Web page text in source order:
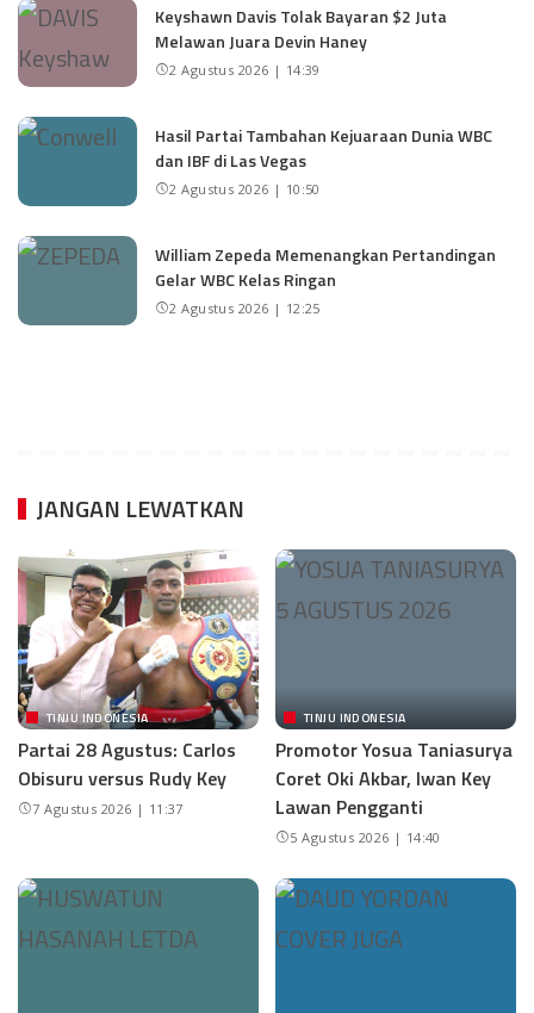
Keyshawn Davis Tolak Bayaran $2 Juta
Melawan Juara Devin Haney
2 Agustus 2026 | 14:39
Hasil Partai Tambahan Kejuaraan Dunia WBC
dan IBF di Las Vegas
2 Agustus 2026 | 10:50
William Zepeda Memenangkan Pertandingan
Gelar WBC Kelas Ringan
2 Agustus 2026 | 12:25
JANGAN LEWATKAN
TINJU INDONESIA
Partai 28 Agustus: Carlos
Obisuru versus Rudy Key
7 Agustus 2026 | 11:37
TINJU INDONESIA
Promotor Yosua Taniasurya
Coret Oki Akbar, Iwan Key
Lawan Pengganti
5 Agustus 2026 | 14:40